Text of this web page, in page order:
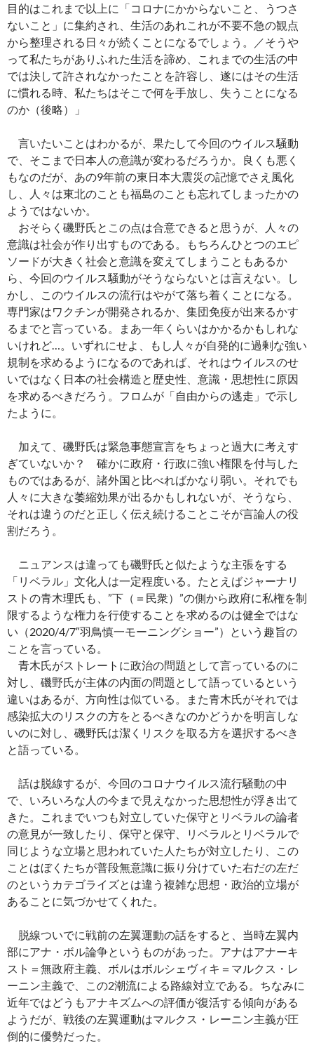
目的はこれまで以上に「コロナにかからないこと、うつさ
ないこと」に集約され、生活のあれこれが不要不急の観点
から整理される日々が続くことになるでしょう。／そうや
って私たちがありふれた生活を諦め、これまでの生活の中
では決して許されなかったことを許容し、遂にはその生活
に慣れる時、私たちはそこで何を手放し、失うことになる
のか（後略）」
言いたいことはわかるが、果たして今回のウイルス騒動
で、そこまで日本人の意識が変わるだろうか。良くも悪く
もなのだが、あの9年前の東日本大震災の記憶でさえ風化
し、人々は東北のことも福島のことも忘れてしまったかの
ようではないか。
おそらく磯野氏とこの点は合意できると思うが、人々の
意識は社会が作り出すものである。もちろんひとつのエピ
ソードが大きく社会と意識を変えてしまうこともあるか
ら、今回のウイルス騒動がそうならないとは言えない。し
かし、このウイルスの流行はやがて落ち着くことになる。
専門家はワクチンが開発されるか、集団免疫が出来るかす
るまでと言っている。まあ一年くらいはかかるかもしれな
いけれど…。いずれにせよ、もし人々が自発的に過剰な強い
規制を求めるようになるのであれば、それはウイルスのせ
いではなく日本の社会構造と歴史性、意識・思想性に原因
を求めるべきだろう。フロムが「自由からの逃走」で示し
たように。
加えて、磯野氏は緊急事態宣言をちょっと過大に考えす
ぎていないか？ 確かに政府・行政に強い権限を付与した
ものではあるが、諸外国と比べればかなり弱い。それでも
人々に大きな萎縮効果が出るかもしれないが、そうなら、
それは違うのだと正しく伝え続けることこそが言論人の役
割だろう。
ニュアンスは違っても磯野氏と似たような主張をする
「リベラル」文化人は一定程度いる。たとえばジャーナリ
ストの青木理氏も、”下（＝民衆）”の側から政府に私権を制
限するような権力を行使することを求めるのは健全ではな
い（2020/4/7″羽鳥慎一モーニングショー”）という趣旨の
ことを言っている。
青木氏がストレートに政治の問題として言っているのに
対し、磯野氏が主体の内面の問題として語っているという
違いはあるが、方向性は似ている。また青木氏がそれでは
感染拡大のリスクの方をとるべきなのかどうかを明言しな
いのに対し、磯野氏は潔くリスクを取る方を選択するべき
と語っている。
話は脱線するが、今回のコロナウイルス流行騒動の中
で、いろいろな人の今まで見えなかった思想性が浮き出て
きた。これまでいつも対立していた保守とリベラルの論者
の意見が一致したり、保守と保守、リベラルとリベラルで
同じような立場と思われていた人たちが対立したり、この
ことはぼくたちが普段無意識に振り分けていた右だの左だ
のというカテゴライズとは違う複雑な思想・政治的立場が
あることに気づかせてくれた。
脱線ついでに戦前の左翼運動の話をすると、当時左翼内
部にアナ・ボル論争というものがあった。アナはアナーキ
スト＝無政府主義、ボルはボルシェヴィキ＝マルクス・レ
ーニン主義で、この2潮流による路線対立である。ちなみに
近年ではどうもアナキズムへの評価が復活する傾向がある
ようだが、戦後の左翼運動はマルクス・レーニン主義が圧
倒的に優勢だった。